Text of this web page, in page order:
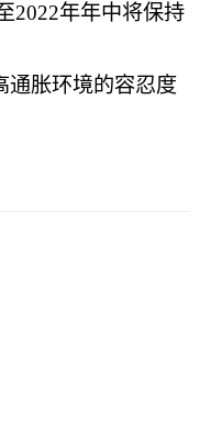
2022年年中将保持
通胀环境的容忍度